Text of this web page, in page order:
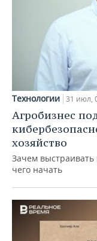
Технологии 31 июл,
Агробизнес
хозяйство
Зачем выстраивать
чего начать